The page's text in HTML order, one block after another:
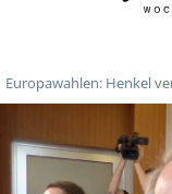
Europawahlen: Henkel